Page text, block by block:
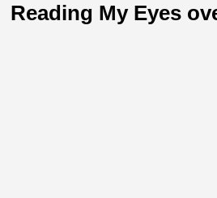
Reading My Eyes